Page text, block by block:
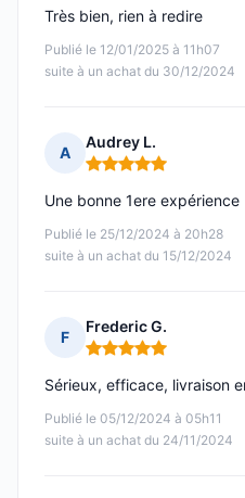
Publié le 12/01/2025 à 11h07
suite à un achat du 30/12/2024
Très bien, rien à redire
A
Audrey L.
Note : 5 sur 5
Publié le 25/12/2024 à 20h28
suite à un achat du 15/12/2024
Une bonne 1ere expérience
F
Frederic G.
Note : 5 sur 5
Publié le 05/12/2024 à 05h11
suite à un achat du 24/11/2024
Sérieux, efficace, livraison